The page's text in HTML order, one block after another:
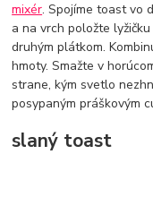
mixér. Spojíme toast vo
a na vrch položte
druhým plátkom.
hmoty. Smažte v
strane, kým svetlo
posypaným práškovým
slaný toast